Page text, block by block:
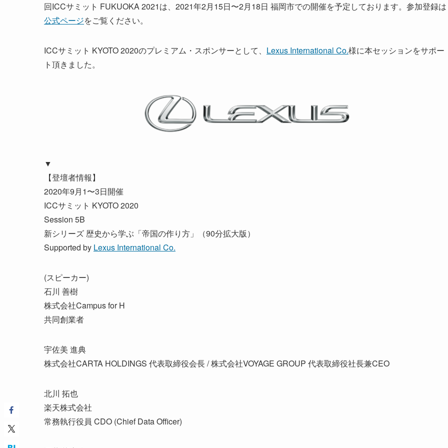
回ICCサミット FUKUOKA 2021は、2021年2月15日〜2月18日 福岡市での開催を予定しております。参加登録は
公式ページをご覧ください。
ICCサミット KYOTO 2020のプレミアム・スポンサーとして、 Lexus International Co.様に本セッションをサポー
ト頂きました。
▼
【登壇者情報】
2020年9月1〜3日開催
ICCサミット KYOTO 2020
Session 5B
新シリーズ 歴史から学ぶ「帝国の作り方」（90分拡大版）
Supported by Lexus International Co.
(スピーカー)
石川 善樹
株式会社Campus for H
共同創業者
宇佐美 進典
株式会社CARTA HOLDINGS 代表取締役会長 / 株式会社VOYAGE GROUP 代表取締役社長兼CEO
北川 拓也
楽天株式会社
常務執行役員 CDO (Chief Data Officer)